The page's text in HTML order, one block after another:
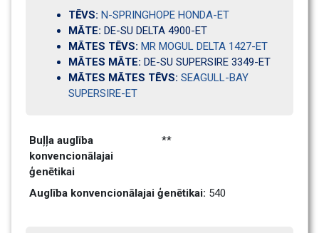
TĒVS: N-SPRINGHOPE HONDA-ET
MĀTE: DE-SU DELTA 4900-ET
MĀTES TĒVS: MR MOGUL DELTA 1427-ET
MĀTES MĀTE: DE-SU SUPERSIRE 3349-ET
MĀTES MĀTES TĒVS: SEAGULL-BAY
SUPERSIRE-ET
Buļļa auglība
konvencionālajai
ģenētikai
**
Auglība konvencionālajai ģenētikai: 540